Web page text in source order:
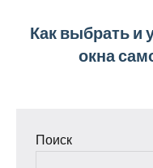
Как выбрать и
окна
Поиск